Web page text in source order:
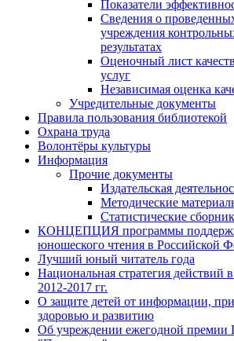
Показатели
Сведения о
учреждения
результатах
Оценочный лист
услуг
Независимая оценка
Учредительные документы
Правила пользования библиотекой
Охрана труда
Волонтёры культуры
Информация
Прочие документы
Издательская
Методические
Статистические
КОНЦЕПЦИЯ программы
юношеского чтения в Российской
Лучший юный читатель года
Национальная стратегия действий
2012-2017 гг.
О защите детей от информации,
здоровью и развитию
Об учреждении ежегодной премии